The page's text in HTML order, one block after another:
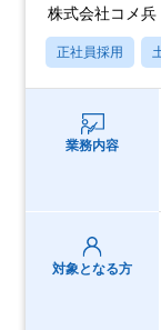
株式会社コメ兵
正社員採用
業務内容
対象となる方